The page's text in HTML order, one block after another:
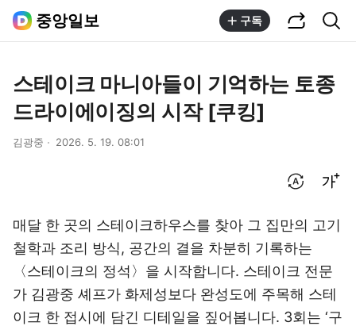
중앙일보 구독
스테이크 마니아들이 기억하는 토종
드라이에이징의 시작 [쿠킹]
김광중 2026. 5. 19. 08:01
매달 한 곳의 스테이크하우스를 찾아 그 집만의 고기
철학과 조리 방식, 공간의 결을 차분히 기록하는
〈스테이크의 정석〉을 시작합니다. 스테이크 전문
가 김광중 셰프가 화제성보다 완성도에 주목해 스테
이크 한 접시에 담긴 디테일을 짚어봅니다. 3회는 ‘구